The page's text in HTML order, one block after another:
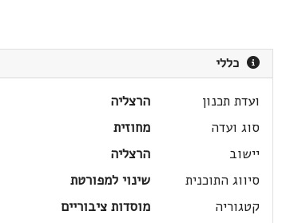
כללי
ועדת תכנון
הרצליה
סוג ועדה
מחוזית
יישוב
הרצליה
סיווג התוכנית
שינוי למפורטת
קטגוריה
מוסדות ציבוריים